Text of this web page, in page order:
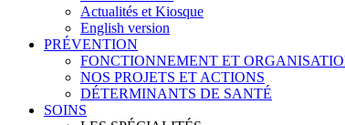
Actualités et Kiosque
English version
PRÉVENTION
FONCTIONNEMENT ET
NOS PROJETS ET ACTIONS
DÉTERMINANTS DE SANTÉ
SOINS